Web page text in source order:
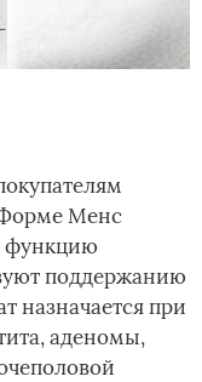
Форме Менс
функцию
поддержанию
назначается при
аденомы,